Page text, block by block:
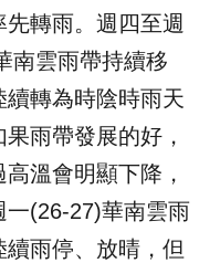
轉雨。週四至週
南雲雨帶持續移
續轉為時陰時雨天
雨帶發展的好，
溫會明顯下降，
(26-27)華南雲雨
雨停、放晴，但